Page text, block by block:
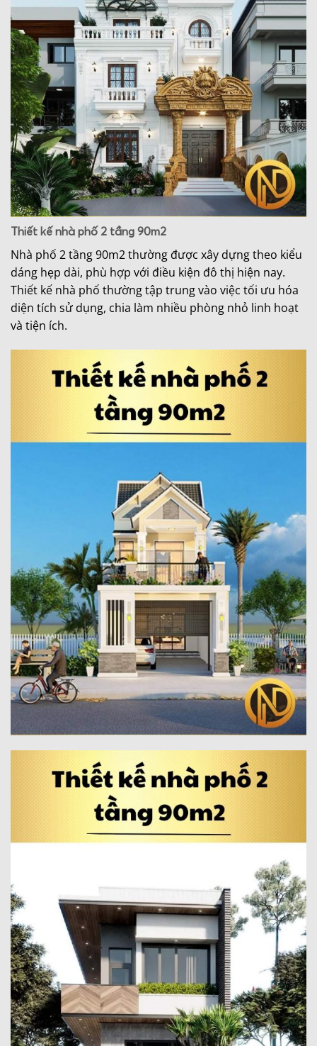
Thiết kế nhà phố 2 tầng 90m2
Nhà phố 2 tầng 90m2 thường được xây dựng theo kiểu
dáng hẹp dài, phù hợp với điều kiện đô thị hiện nay.
Thiết kế nhà phố thường tập trung vào việc tối ưu hóa
diện tích sử dụng, chia làm nhiều phòng nhỏ linh hoạt
và tiện ích.